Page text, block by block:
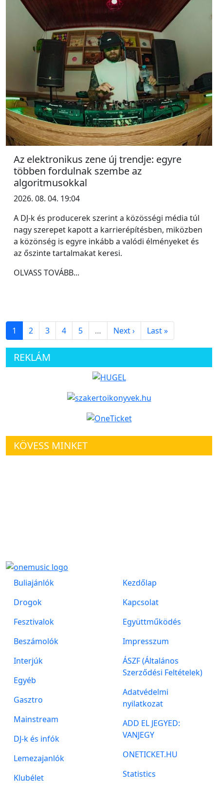
Az elektronikus zene új trendje: egyre
többen fordulnak szembe az
algoritmusokkal
2026. 08. 04. 19:04
A DJ-k és producerek szerint a közösségi média túl
nagy szerepet kapott a karrierépítésben, miközben
a közönség is egyre inkább a valódi élményeket és
az őszinte tartalmakat keresi.
OLVASS TOVÁBB...
1 2 3 4 5 … Next › Last »
REKLÁM
KÖVESS MINKET
Buliajánlók
Drogok
Fesztivalok
Beszámolók
Interjúk
Egyéb
Gasztro
Mainstream
DJ-k és infók
Lemezajanlók
Klubélet
Kezdőlap
Kapcsolat
Együttműködés
Impresszum
ÁSZF (Általános
Szerződési Feltételek)
Adatvédelmi
nyilatkozat
ADD EL JEGYED:
VANJEGY
ONETICKET.HU
Statistics